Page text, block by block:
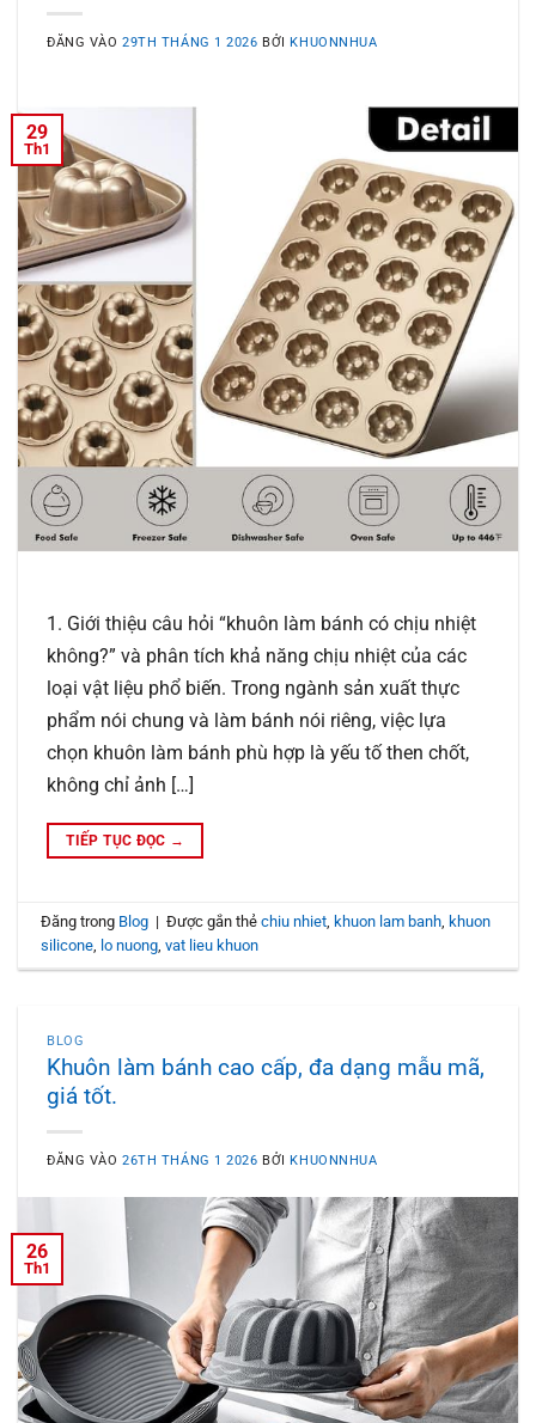
ĐĂNG VÀO29TH THÁNG 1 2026 BỞIKHUONNHUA
29
Th1
1. Giới thiệu câu hỏi “khuôn làm bánh có chịu nhiệt
không?” và phân tích khả năng chịu nhiệt của các
loại vật liệu phổ biến. Trong ngành sản xuất thực
phẩm nói chung và làm bánh nói riêng, việc lựa
chọn khuôn làm bánh phù hợp là yếu tố then chốt,
không chỉ ảnh […]
TIẾP TỤC ĐỌC →
Đăng trong Blog | Được gắn thẻchiu nhiet, khuon lam banh, khuon
silicone, lo nuong,vat lieu khuon
BLOG
Khuôn làm bánh cao cấp, đa dạng mẫu mã,
giá tốt.
ĐĂNG VÀO26TH THÁNG 1 2026 BỞI KHUONNHUA
26
Th1